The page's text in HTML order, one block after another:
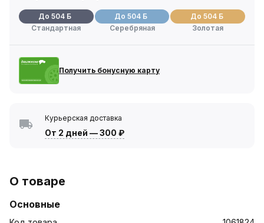
До 504 Б
Стандартная
До 504 Б
Серебряная
До 504 Б
Золотая
Получить бонусную карту
Курьерская доставка
От 2 дней —300 ₽
О товаре
Основные